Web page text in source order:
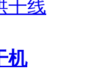
干线
机